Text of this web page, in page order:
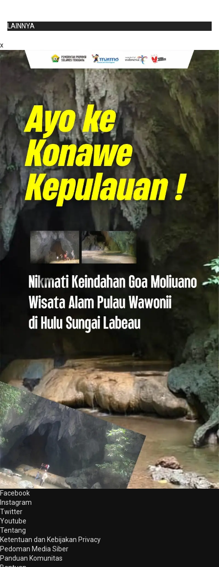
LAINNYA
x
Facebook
Instagram
Twitter
Youtube
Tentang
Ketentuan dan Kebijakan Privacy
Pedoman Media Siber
Panduan Komunitas